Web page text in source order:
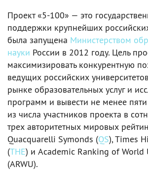
Проект «5-100» — это
поддержки крупнейших
была запущена Министерством
науки России в 2012 году. Цель
максимизировать конкурентную
ведущих российских
рынке образовательных услуг и
программ и вывести не менее пяти
из числа участников проекта в
трех авторитетных мировых
Quacquarelli Symonds (QS), Times
(THE) и Academic Ranking of World
(ARWU).